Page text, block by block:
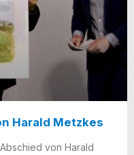
Harald Metzkes
von Harald